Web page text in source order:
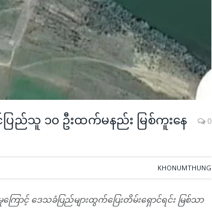
ြည်သူ ၁၀ ဦးထက်မနည်း မြစ်ကူးနေ
0
KHONUMTHUNG
ာင့် ဒေသခံပြည်များထွက်ပြေးတိမ်းရှောင်ရင်း မြစ်သာ